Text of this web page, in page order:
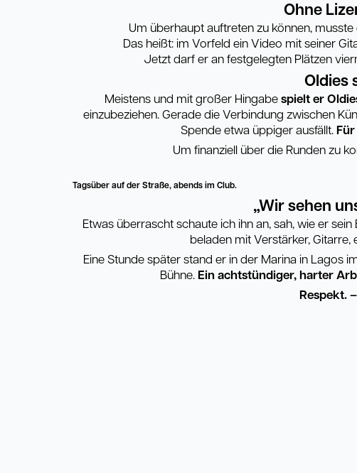
Ohne
Um überhaupt auftreten zu können,
Das heißt: im Vorfeld ein Video mit seiner
Jetzt darf er an festgelegten Plätzen
Oldies
Meistens und mit großer Hingabespielt er
einzubeziehen. Gerade die Verbindung zwischen
Spende etwa üppiger ausfällt.Für
Um finanziell über die Runden zu
Tagsüber auf der Straße, abends im Club.
„Wir sehen
Etwas überrascht schaute ich ihn an, sah, wie er
beladen mit Verstärker, Gitarre,
Eine Stunde später stand er in der Marina in Lagos
Bühne. Ein achtstündiger, harter
Respekt. –